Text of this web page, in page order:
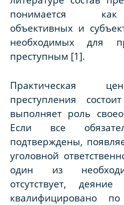
понимается как
объективных и
необходимых для
преступным [1].
Практическая
преступления
выполняет роль
Если все
подтверждены,
уголовной
один из
отсутствует,
квалифицировано по